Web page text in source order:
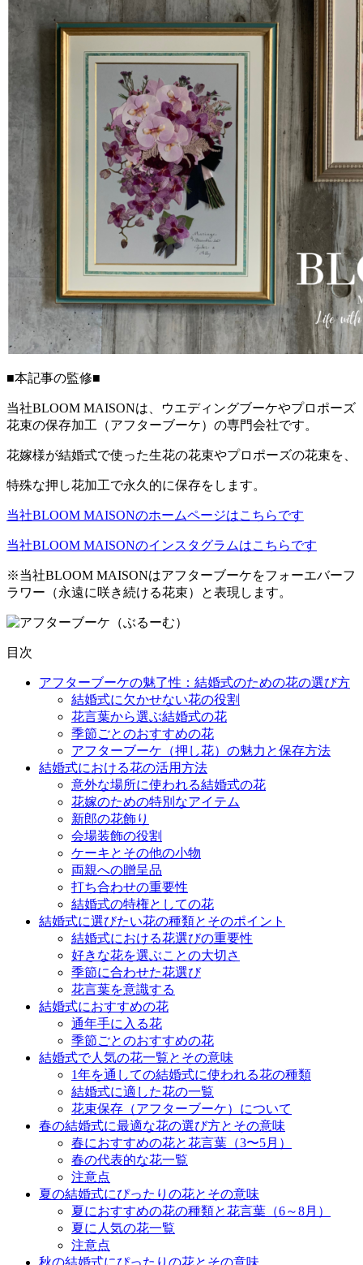
■本記事の監修■
当社BLOOM MAISONは、ウエディングブーケやプロポーズ
花束の保存加工（アフターブーケ）の専門会社です。
花嫁様が結婚式で使った生花の花束やプロポーズの花束を、
特殊な押し花加工で永久的に保存をします。
当社BLOOM MAISONのホームページはこちらです
当社BLOOM MAISONのインスタグラムはこちらです
※当社BLOOM MAISONはアフターブーケをフォーエバーフ
ラワー（永遠に咲き続ける花束）と表現します。
目次
アフターブーケの魅了性：結婚式のための花の選び方
結婚式に欠かせない花の役割
花言葉から選ぶ結婚式の花
季節ごとのおすすめの花
アフターブーケ（押し花）の魅力と保存方法
結婚式における花の活用方法
意外な場所に使われる結婚式の花
花嫁のための特別なアイテム
新郎の花飾り
会場装飾の役割
ケーキとその他の小物
両親への贈呈品
打ち合わせの重要性
結婚式の特権としての花
結婚式に選びたい花の種類とそのポイント
結婚式における花選びの重要性
好きな花を選ぶことの大切さ
季節に合わせた花選び
花言葉を意識する
結婚式におすすめの花
通年手に入る花
季節ごとのおすすめの花
結婚式で人気の花一覧とその意味
1年を通しての結婚式に使われる花の種類
結婚式に適した花の一覧
花束保存（アフターブーケ）について
春の結婚式に最適な花の選び方とその意味
春におすすめの花と花言葉（3〜5月）
春の代表的な花一覧
注意点
夏の結婚式にぴったりの花とその意味
夏におすすめの花の種類と花言葉（6～8月）
夏に人気の花一覧
注意点
秋の結婚式にぴったりの花とその意味